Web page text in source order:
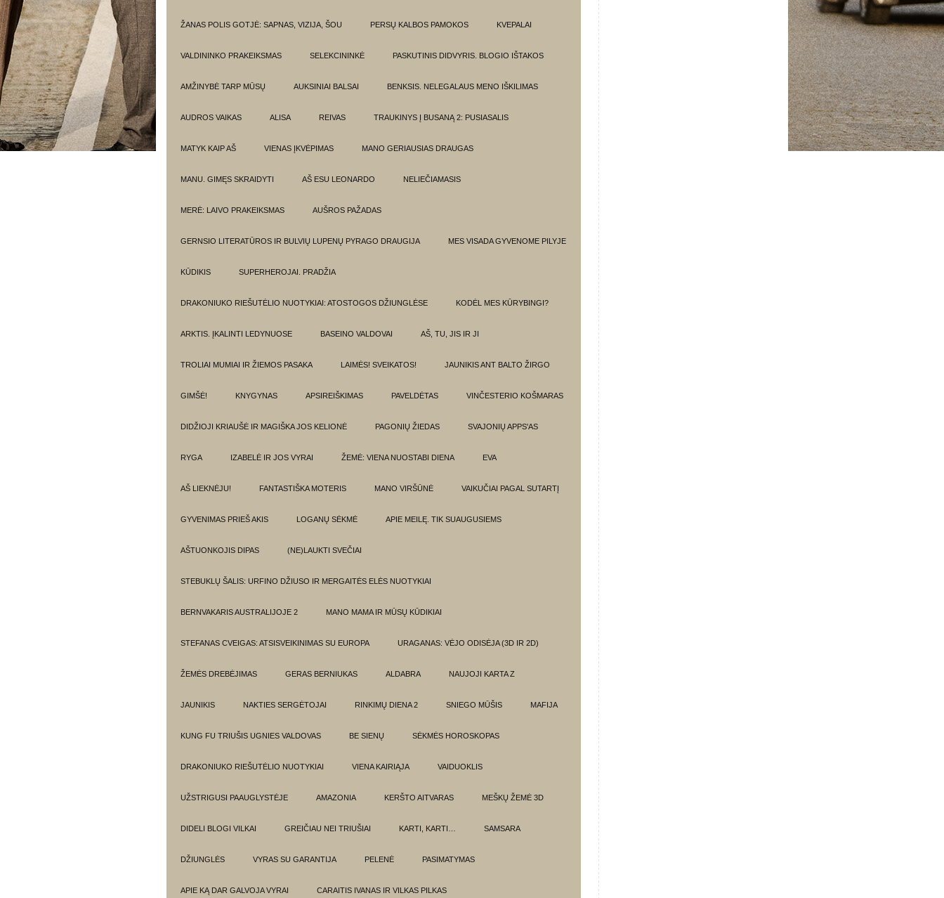
ŽANAS POLIS GOTJĖ: SAPNAS, VIZIJA, ŠOU PERSŲ KALBOS PAMOKOS KVEPALAI
VALDININKO PRAKEIKSMAS SELEKCININKĖ PASKUTINIS DIDVYRIS. BLOGIO IŠTAKOS
AMŽINYBĖ TARP MŪSŲ AUKSINIAI BALSAI BENKSIS. NELEGALAUS MENO IŠKILIMAS
AUDROS VAIKAS ALISA REIVAS TRAUKINYS Į BUSANĄ 2: PUSIASALIS
MATYK KAIP AŠ VIENAS ĮKVĖPIMAS MANO GERIAUSIAS DRAUGAS
MANU. GIMĘS SKRAIDYTI AŠ ESU LEONARDO NELIEČIAMASIS
MERĖ: LAIVO PRAKEIKSMAS AUŠROS PAŽADAS
GERNSIO LITERATŪROS IR BULVIŲ LUPENŲ PYRAGO DRAUGIJA MES VISADA GYVENOME PILYJE
KŪDIKIS SUPERHEROJAI. PRADŽIA
DRAKONIUKO RIEŠUTĖLIO NUOTYKIAI: ATOSTOGOS DŽIUNGLĖSE KODĖL MES KŪRYBINGI?
ARKTIS. ĮKALINTI LEDYNUOSE BASEINO VALDOVAI AŠ, TU, JIS IR JI
TROLIAI MUMIAI IR ŽIEMOS PASAKA LAIMĖS! SVEIKATOS! JAUNIKIS ANT BALTO ŽIRGO
GIMŠĖ! KNYGYNAS APSIREIŠKIMAS PAVELDĖTAS VINČESTERIO KOŠMARAS
DIDŽIOJI KRIAUŠĖ IR MAGIŠKA JOS KELIONĖ PAGONIŲ ŽIEDAS SVAJONIŲ APPS'AS
RYGA IZABELĖ IR JOS VYRAI ŽEMĖ: VIENA NUOSTABI DIENA EVA
AŠ LIEKNĖJU! FANTASTIŠKA MOTERIS MANO VIRŠŪNĖ VAIKUČIAI PAGAL SUTARTĮ
GYVENIMAS PRIEŠ AKIS LOGANŲ SĖKMĖ APIE MEILĘ. TIK SUAUGUSIEMS
AŠTUONKOJIS DIPAS (NE)LAUKTI SVEČIAI
STEBUKLŲ ŠALIS: URFINO DŽIUSO IR MERGAITĖS ELĖS NUOTYKIAI
BERNVAKARIS AUSTRALIJOJE 2 MANO MAMA IR MŪSŲ KŪDIKIAI
STEFANAS CVEIGAS: ATSISVEIKINIMAS SU EUROPA URAGANAS: VĖJO ODISĖJA (3D IR 2D)
ŽEMĖS DREBĖJIMAS GERAS BERNIUKAS ALDABRA NAUJOJI KARTA Z
JAUNIKIS NAKTIES SERGĖTOJAI RINKIMŲ DIENA 2 SNIEGO MŪŠIS MAFIJA
KUNG FU TRIUŠIS UGNIES VALDOVAS BE SIENŲ SĖKMĖS HOROSKOPAS
DRAKONIUKO RIEŠUTĖLIO NUOTYKIAI VIENA KAIRIĄJA VAIDUOKLIS
UŽSTRIGUSI PAAUGLYSTĖJE AMAZONIA KERŠTO AITVARAS MEŠKŲ ŽEMĖ 3D
DIDELI BLOGI VILKAI GREIČIAU NEI TRIUŠIAI KARTI, KARTI… SAMSARA
DŽIUNGLĖS VYRAS SU GARANTIJA PELENĖ PASIMATYMAS
APIE KĄ DAR GALVOJA VYRAI CARAITIS IVANAS IR VILKAS PILKAS